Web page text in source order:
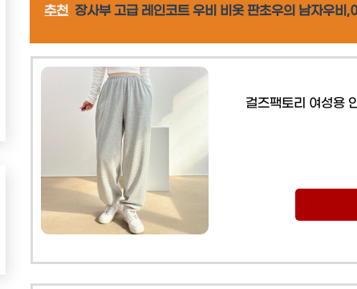
추천 장사부 고급 레인코트 우비 비옷 판초우의 남자우비,
걸즈팩토리 여성용